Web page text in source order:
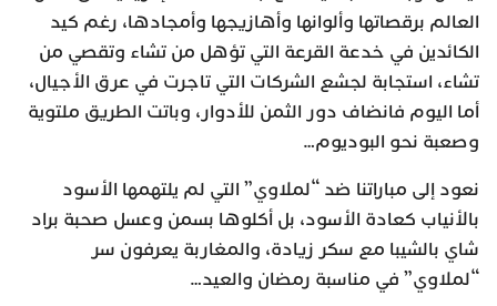
العالم برقصاتها وألوانها وأهازيجها وأمجادها، رغم كيد
الكائدين في خدعة القرعة التي تؤهل من تشاء وتقصي من
تشاء، استجابة لجشع الشركات التي تاجرت في عرق الأجيال،
أما اليوم فانضاف دور الثمن للأدوار، وباتت الطريق ملتوية
وصعبة نحو البوديوم…
نعود إلى مباراتنا ضد “لملاوي” التي لم يلتهمها الأسود
بالأنياب كعادة الأسود، بل أكلوها بسمن وعسل صحبة براد
شاي بالشيبا مع سكر زيادة، والمغاربة يعرفون سر
“لملاوي” في مناسبة رمضان والعيد…